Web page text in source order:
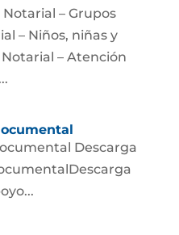
– Grupos
– Niños, niñas y
– Atención
Descarga